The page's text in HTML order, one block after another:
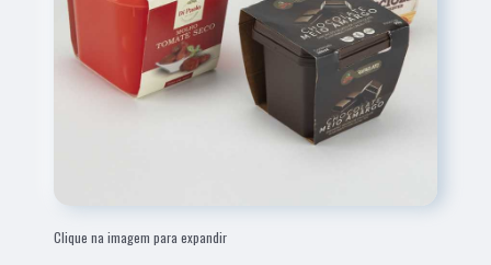
Clique na imagem para expandir